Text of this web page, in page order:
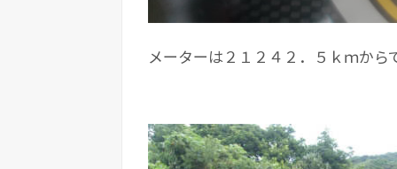
メーターは２１２４２．５ｋｍから